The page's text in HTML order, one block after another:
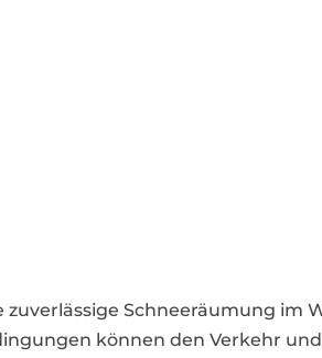
Schneeräumung im
können den Verkehr